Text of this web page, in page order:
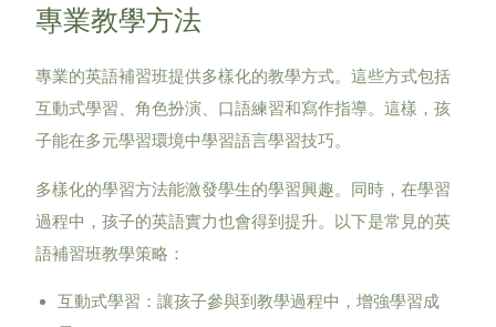
專業教學方法
專業的英語補習班提供多樣化的教學方式。這些方式包括
互動式學習、角色扮演、口語練習和寫作指導。這樣，孩
子能在多元學習環境中學習語言學習技巧。
多樣化的學習方法能激發學生的學習興趣。同時，在學習
過程中，孩子的英語實力也會得到提升。以下是常見的英
語補習班教學策略：
互動式學習：讓孩子參與到教學過程中，增強學習成